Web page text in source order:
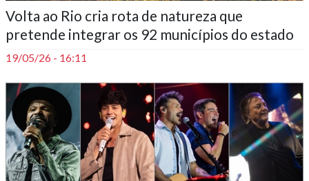
Volta ao Rio cria rota de natureza que
pretende integrar os 92 municípios do estado
19/05/26 - 16:11